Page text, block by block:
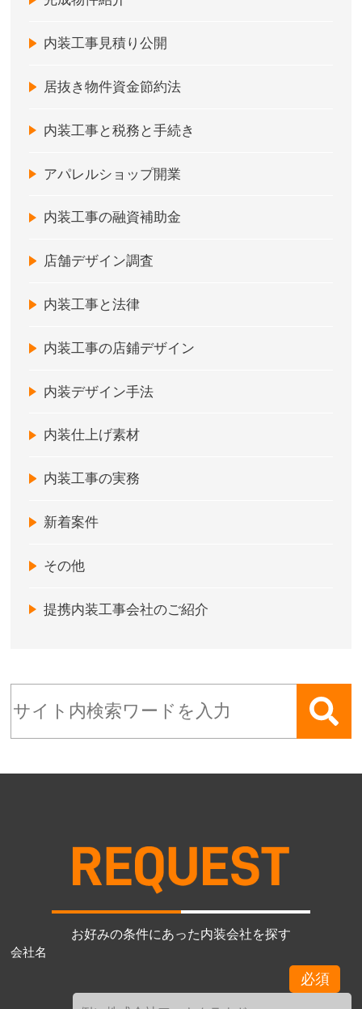
内装工事見積り公開
居抜き物件資金節約法
内装工事と税務と手続き
アパレルショップ開業
内装工事の融資補助金
店舗デザイン調査
内装工事と法律
内装工事の店鋪デザイン
内装デザイン手法
内装仕上げ素材
内装工事の実務
新着案件
その他
提携内装工事会社のご紹介
お好みの条件にあった内装会社を探す
会社名
必須